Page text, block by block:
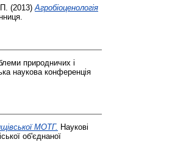
(2013)Агробіоценологія
природничих і
наукова конференція
МОТГ. Наукові
об'єднаної